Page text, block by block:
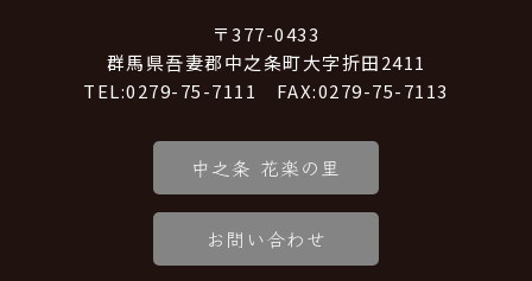
〒377-0433
群馬県吾妻郡中之条町大字折田2411
TEL:0279-75-7111 FAX:0279-75-7113
中之条 花楽の里
お問い合わせ